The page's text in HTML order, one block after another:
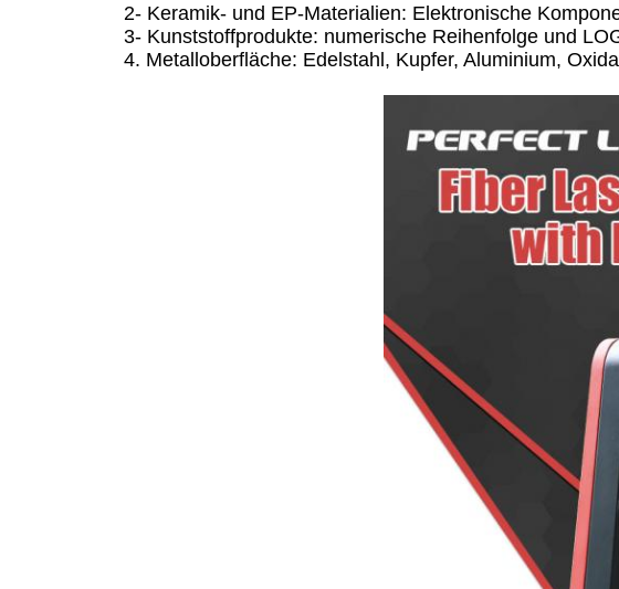
2- Keramik- und EP-Materialien: Elektronische
3- Kunststoffprodukte: numerische Reihenfolge und
4. Metalloberfläche: Edelstahl, Kupfer, Aluminium,